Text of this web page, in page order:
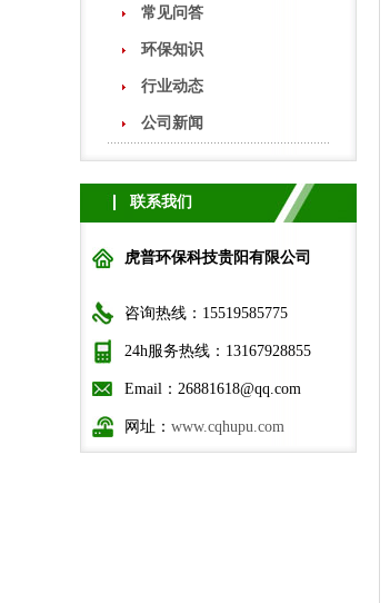
常见问答
环保知识
行业动态
公司新闻
联系我们
虎普环保科技贵阳有限公司
咨询热线：15519585775
24h服务热线：13167928855
Email：26881618@qq.com
网址： www.cqhupu.com